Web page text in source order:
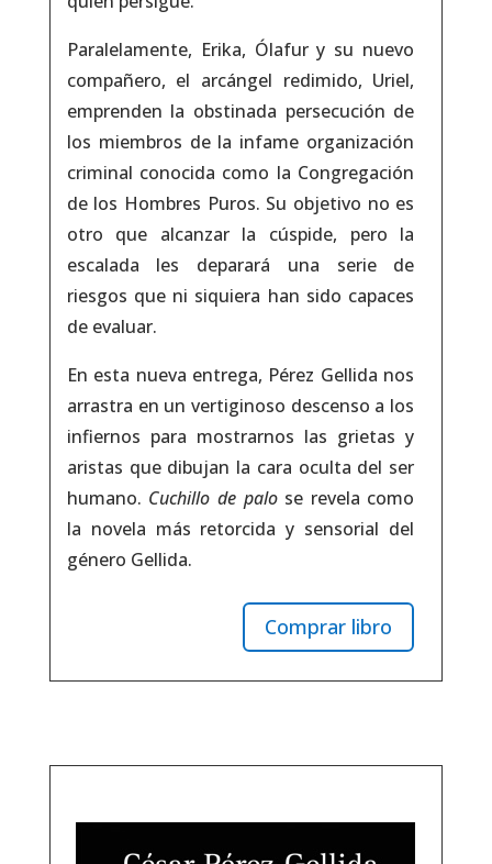
Paralelamente, Erika, Ólafur y su nuevo
compañero, el arcángel redimido, Uriel,
emprenden la obstinada persecución de
los miembros de la infame organización
criminal conocida como la Congregación
de los Hombres Puros. Su objetivo no es
otro que alcanzar la cúspide, pero la
escalada les deparará una serie de
riesgos que ni siquiera han sido capaces
de evaluar.
En esta nueva entrega, Pérez Gellida nos
arrastra en un vertiginoso descenso a los
infiernos para mostrarnos las grietas y
aristas que dibujan la cara oculta del ser
humano. Cuchillo de palose revela como
la novela más retorcida y sensorial del
género Gellida.
Comprar libro